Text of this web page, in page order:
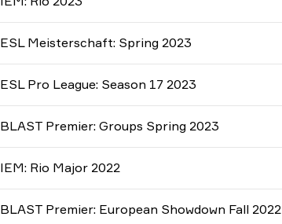
ESL Meisterschaft: Spring 2023
ESL Pro League: Season 17 2023
BLAST Premier: Groups Spring 2023
IEM: Rio Major 2022
BLAST Premier: European Showdown Fall 2022